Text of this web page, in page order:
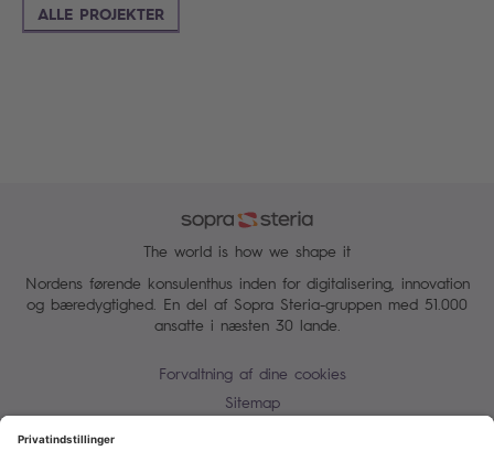
ALLE PROJEKTER
The world is how we shape it
Nordens førende konsulenthus inden for digitalisering, innovation
og bæredygtighed. En del af Sopra Steria-gruppen med 51.000
ansatte i næsten 30 lande.
Forvaltning af dine cookies
Sitemap